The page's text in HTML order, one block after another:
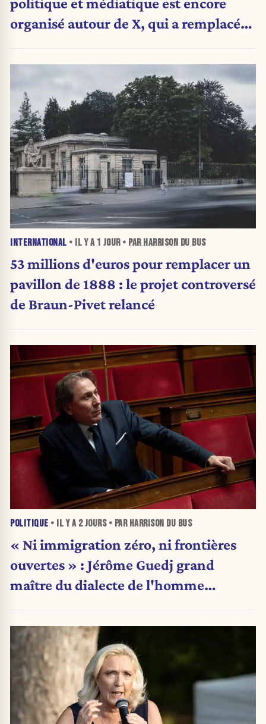
organisé autour de X, qui a remplacé
INTERNATIONAL • IL Y A 1 JOUR• PAR HARRISON DU BUS
53 millions d'euros pour remplacer un
pavillon de 1888 : le projet controversé
de Braun-Pivet relancé
POLITIQUE • IL Y A 2 JOURS• PAR HARRISON DU BUS
« Ni immigration zéro, ni frontières
ouvertes » : Jérôme Guedj grand
maître du dialecte de l'homme